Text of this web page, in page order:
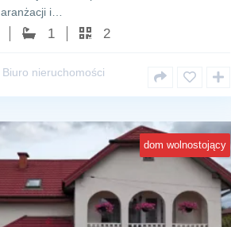
aranżacji i…
1 2
Biuro nieruchomości
dom wolnostojący